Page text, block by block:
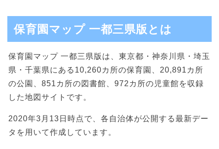
保育園マップ 一都三県版とは
保育園マップ 一都三県版は、東京都・神奈川県・埼玉
県・千葉県にある10,260カ所の保育園、20,891カ所
の公園、851カ所の図書館、972カ所の児童館を収録
した地図サイトです。
2020年3月13日時点で、各自治体が公開する最新デー
タを用いて作成しています。